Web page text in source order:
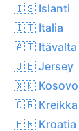
🇮🇸 Islanti
🇮🇹 Italia
🇦🇹 Itävalta
🇯🇪 Jersey
🇽🇰 Kosovo
🇬🇷 Kreikka
🇭🇷 Kroatia